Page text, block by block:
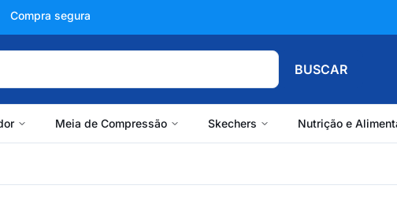
+150 mil avaliações
BUSCAR
Meia de Compressão Skechers Nutrição e